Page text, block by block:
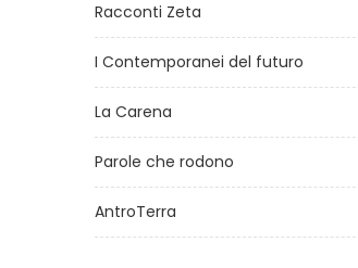
Racconti Zeta
I Contemporanei del futuro
La Carena
Parole che rodono
AntroTerra